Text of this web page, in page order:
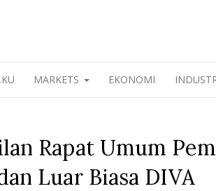
MARKETS EKONOMI
Rapat Umum
Luar Biasa DIVA